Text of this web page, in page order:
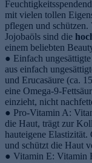
mit vielen tollen
pflegen und
Jojobaöls sind die
einem beliebten
● Einfach
aus einfach
und Erucasäure (ca.
eine Omega-9-
einzieht, nicht
● Pro-Vitamin A:
die Haut, trägt zur
hauteigene
und schützt die Haut
● Vitamin E: Vitamin